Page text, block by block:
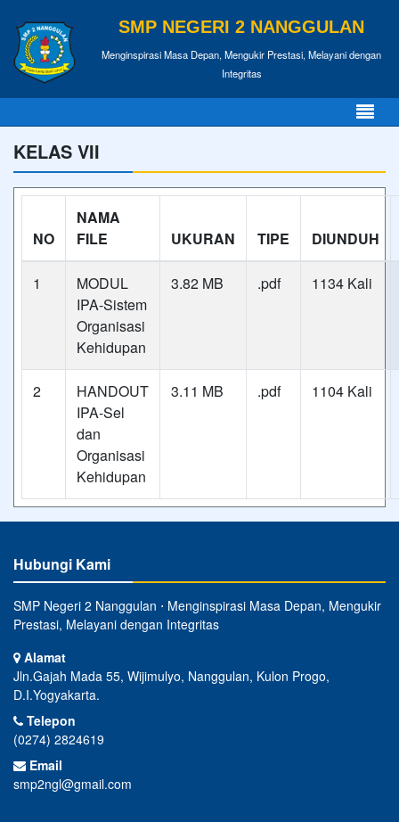
SMP NEGERI 2 NANGGULAN
Menginspirasi Masa Depan, Mengukir Prestasi, Melayani dengan
Integritas
KELAS VII
NO
NAMA
FILE
UKURAN TIPE DIUNDUH
1
MODUL
IPA-Sistem
Organisasi
Kehidupan
3.82 MB .pdf 1134 Kali
2
HANDOUT
IPA-Sel
dan
Organisasi
Kehidupan
3.11 MB .pdf 1104 Kali
Hubungi Kami
SMP Negeri 2 Nanggulan ⋅ Menginspirasi Masa Depan, Mengukir
Prestasi, Melayani dengan Integritas
Alamat
Jln.Gajah Mada 55, Wijimulyo, Nanggulan, Kulon Progo,
D.I.Yogyakarta.
Telepon
(0274) 2824619
Email
smp2ngl@gmail.com